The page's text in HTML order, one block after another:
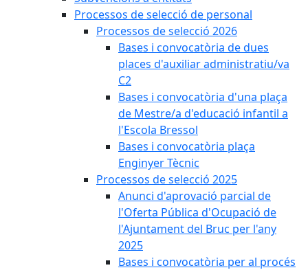
Processos de selecció de personal
Processos de selecció 2026
Bases i convocatòria de dues
places d'auxiliar administratiu/va
C2
Bases i convocatòria d'una plaça
de Mestre/a d'educació infantil a
l'Escola Bressol
Bases i convocatòria plaça
Enginyer Tècnic
Processos de selecció 2025
Anunci d'aprovació parcial de
l'Oferta Pública d'Ocupació de
l'Ajuntament del Bruc per l'any
2025
Bases i convocatòria per al procés